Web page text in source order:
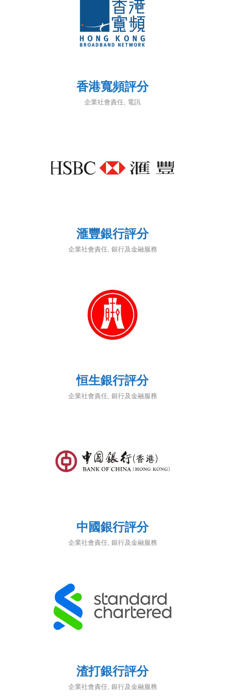
香港寬頻評分
企業社會責任, 電訊
滙豐銀行評分
企業社會責任, 銀行及金融服務
恒生銀行評分
企業社會責任, 銀行及金融服務
中國銀行評分
企業社會責任, 銀行及金融服務
渣打銀行評分
企業社會責任, 銀行及金融服務